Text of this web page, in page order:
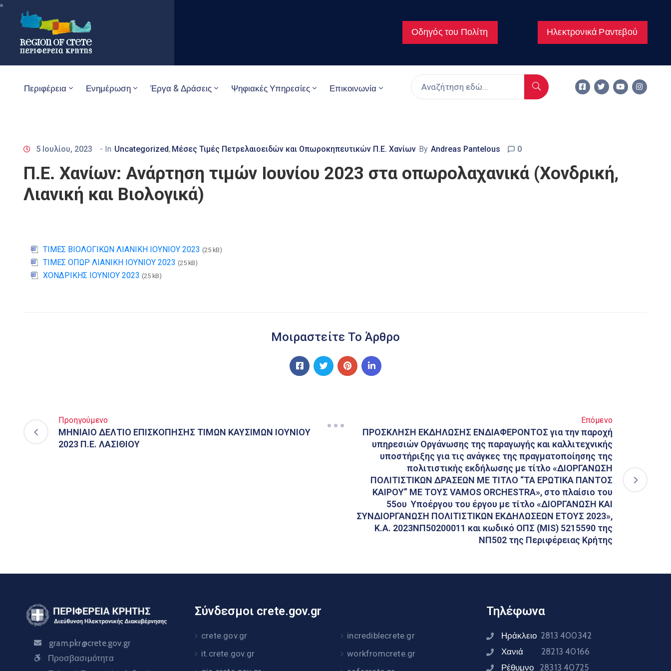
Οδηγός του Πολίτη Ηλεκτρονικά Ραντεβού
Περιφέρεια Ενημέρωση Έργα & Δράσεις Ψηφιακές Υπηρεσίες Επικοινωνία
5 Ιουλίου, 2023 - In Uncategorized‚ Μέσες Τιμές Πετρελαιοειδών και Οπωροκηπευτικών Π.Ε. Χανίων By Andreas Pantelous 0
Π.Ε. Χανίων: Ανάρτηση τιμών Ιουνίου 2023 στα οπωρολαχανικά (Χονδρική,
Λιανική και Βιολογικά)
ΤΙΜΕΣ ΒΙΟΛΟΓΙΚΩΝ ΛΙΑΝΙΚΗ IOYNIOY 2023 (25 kB)
ΤΙΜΕΣ ΟΠΩΡ ΛΙΑΝΙΚΗ IOYNIOY 2023 (25 kB)
ΧΟΝΔΡΙΚΗΣ IOYNIOY 2023 (25 kB)
Μοιραστείτε Το Άρθρο
Προηγούμενο
ΜΗΝΙΑΙΟ ΔΕΛΤΙΟ ΕΠΙΣΚΟΠΗΣΗΣ ΤΙΜΩΝ ΚΑΥΣΙΜΩΝ ΙΟΥΝΙΟΥ
2023 Π.Ε. ΛΑΣΙΘΙΟΥ
Επόμενο
ΠΡΟΣΚΛΗΣΗ ΕΚΔΗΛΩΣΗΣ ΕΝΔΙΑΦΕΡΟΝΤΟΣ για την παροχή
υπηρεσιών Οργάνωσης της παραγωγής και καλλιτεχνικής
υποστήριξης για τις ανάγκες της πραγματοποίησης της
πολιτιστικής εκδήλωσης με τίτλο «ΔΙΟΡΓΑΝΩΣΗ
ΠΟΛΙΤΙΣΤΙΚΩΝ ΔΡΑΣΕΩΝ ΜΕ ΤΙΤΛΟ “ΤΑ ΕΡΩΤΙΚΑ ΠΑΝΤΟΣ
ΚΑΙΡΟΥ” ΜΕ ΤΟΥΣ VAMOS ORCHESTRA», στο πλαίσιο του
55ου Υποέργου του έργου με τίτλο «ΔΙΟΡΓΑΝΩΣΗ ΚΑΙ
ΣΥΝΔΙΟΡΓΑΝΩΣΗ ΠΟΛΙΤΙΣΤΙΚΩΝ ΕΚΔΗΛΩΣΕΩΝ ΕΤΟΥΣ 2023»,
Κ.Α. 2023ΝΠ50200011 και κωδικό ΟΠΣ (MIS) 5215590 της
ΝΠ502 της Περιφέρειας Κρήτης
gram.pkr@crete.gov.gr
Προσβασιμότητα
Σύνδεσμοι crete.gov.gr
crete.gov.gr
it.crete.gov.gr
incrediblecrete.gr
workfromcrete.gr
Τηλέφωνα
Ηράκλειο 2813 400342
Χανιά 28213 40166
Ρέθυμνο 28313 40725